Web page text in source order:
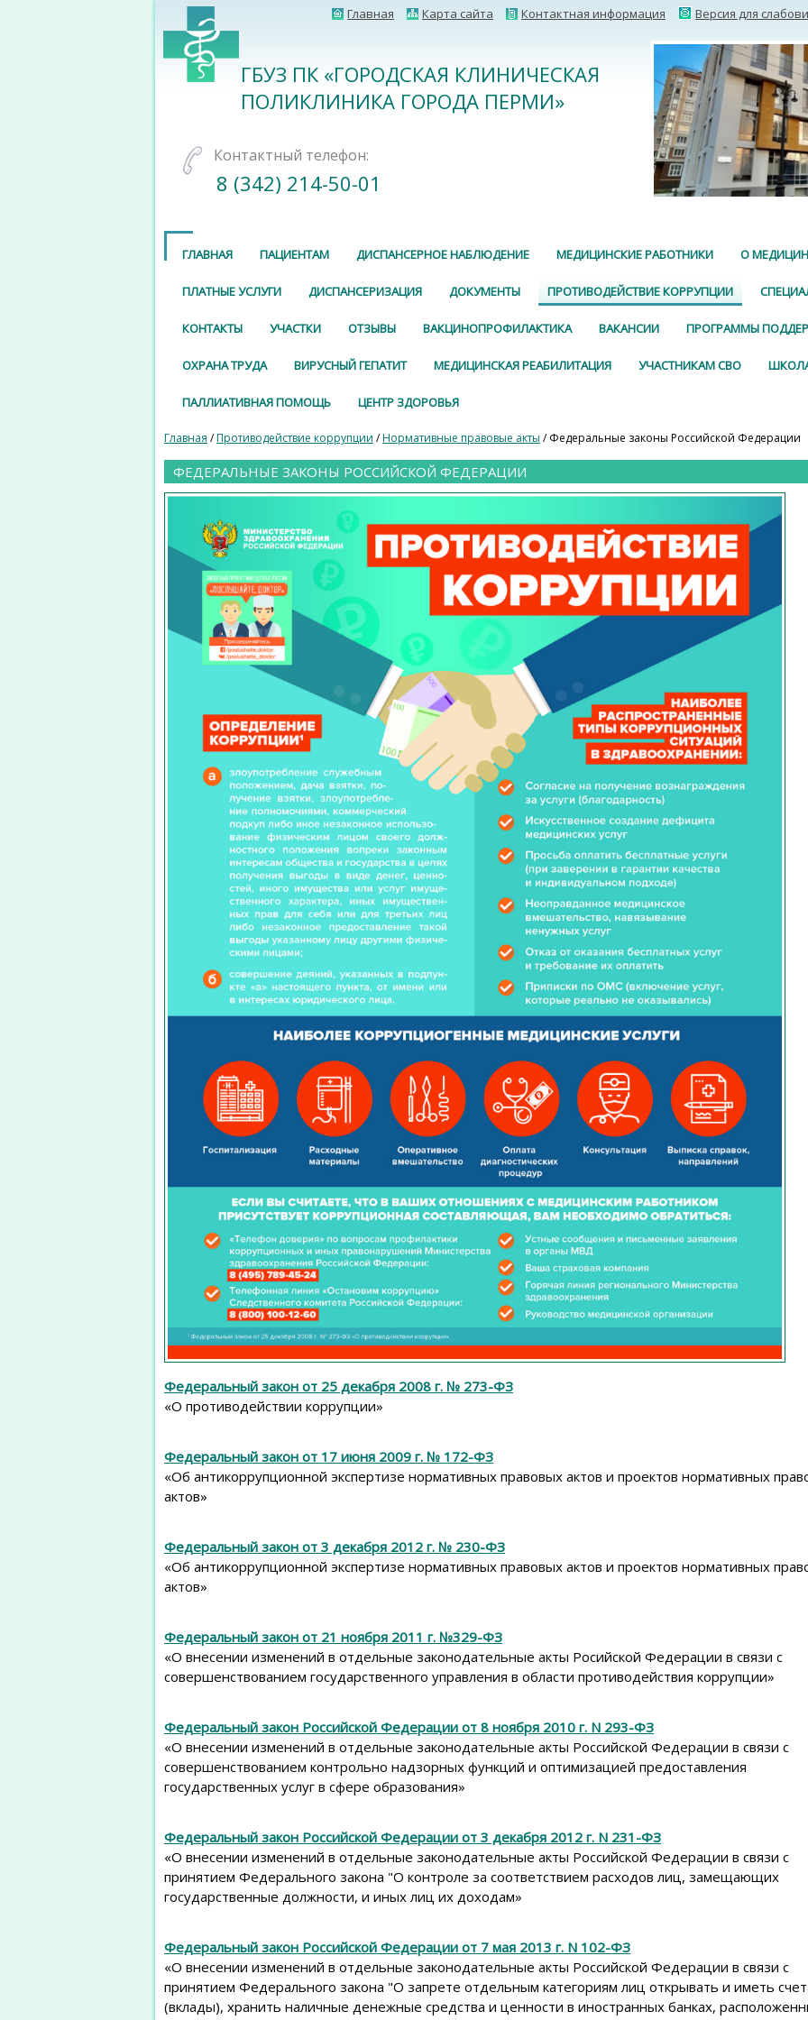
Главная Карта сайта Контактная информация Версия для
ГБУЗ ПК «ГОРОДСКАЯ КЛИНИЧЕСКАЯ
ПОЛИКЛИНИКА ГОРОДА ПЕРМИ»
Контактный телефон:
8 (342) 214-50-01
ГЛАВНАЯ ПАЦИЕНТАМ ДИСПАНСЕРНОЕ НАБЛЮДЕНИЕ МЕДИЦИНСКИЕ РАБОТНИКИ О
ПЛАТНЫЕ УСЛУГИ ДИСПАНСЕРИЗАЦИЯ ДОКУМЕНТЫ ПРОТИВОДЕЙСТВИЕ КОРРУПЦИИ
КОНТАКТЫ УЧАСТКИ ОТЗЫВЫ ВАКЦИНОПРОФИЛАКТИКА ВАКАНСИИ ПРОГРАММЫ
ОХРАНА ТРУДА ВИРУСНЫЙ ГЕПАТИТ МЕДИЦИНСКАЯ РЕАБИЛИТАЦИЯ УЧАСТНИКАМ СВО
ПАЛЛИАТИВНАЯ ПОМОЩЬ ЦЕНТР ЗДОРОВЬЯ
Главная /Противодействие коррупции /Нормативные правовые акты / Федеральные законы Российской Федерации
ФЕДЕРАЛЬНЫЕ ЗАКОНЫ РОССИЙСКОЙ ФЕДЕРАЦИИ
Федеральный закон от 25 декабря 2008 г. № 273-ФЗ
«О противодействии коррупции»
Федеральный закон от 17 июня 2009 г. № 172-ФЗ
«Об антикоррупционной экспертизе нормативных правовых актов и проектов нормативных
актов»
Федеральный закон от 3 декабря 2012 г. № 230-ФЗ
«Об антикоррупционной экспертизе нормативных правовых актов и проектов нормативных
актов»
Федеральный закон от 21 ноября 2011 г. №329-ФЗ
«О внесении изменений в отдельные законодательные акты Росийской Федерации в связи с
совершенствованием государственного управления в области противодействия коррупции»
Федеральный закон Российской Федерации от 8 ноября 2010 г. N 293-ФЗ
«О внесении изменений в отдельные законодательные акты Российской Федерации в связи с
совершенствованием контрольно надзорных функций и оптимизацией предоставления
государственных услуг в сфере образования»
Федеральный закон Российской Федерации от 3 декабря 2012 г. N 231-ФЗ
«О внесении изменений в отдельные законодательные акты Российской Федерации в связи с
принятием Федерального закона "О контроле за соответствием расходов лиц, замещающих
государственные должности, и иных лиц их доходам»
Федеральный закон Российской Федерации от 7 мая 2013 г. N 102-ФЗ
«О внесении изменений в отдельные законодательные акты Российской Федерации в связи с
принятием Федерального закона "О запрете отдельным категориям лиц открывать и иметь
(вклады), хранить наличные денежные средства и ценности в иностранных банках,